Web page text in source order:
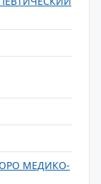
МЕДИКО-